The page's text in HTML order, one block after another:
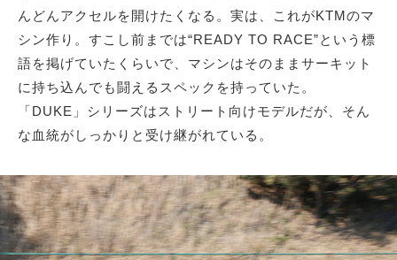
んどんアクセルを開けたくなる。実は、これがKTMのマ
シン作り。すこし前までは“READY TO RACE”という標
語を掲げていたくらいで、マシンはそのままサーキット
に持ち込んでも闘えるスペックを持っていた。
「DUKE」シリーズはストリート向けモデルだが、そん
な血統がしっかりと受け継がれている。